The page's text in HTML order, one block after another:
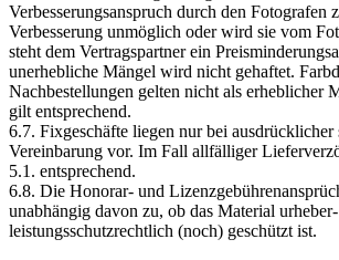
Verbesserungsanspruch durch den Fotografen
Verbesserung unmöglich oder wird sie vom
steht dem Vertragspartner ein
unerhebliche Mängel wird nicht gehaftet.
Nachbestellungen gelten nicht als erheblicher
gilt entsprechend.
6.7. Fixgeschäfte liegen nur bei
Vereinbarung vor. Im Fall allfälliger
5.1. entsprechend.
6.8. Die Honorar- und
unabhängig davon zu, ob das Material
leistungsschutzrechtlich (noch) geschützt ist.